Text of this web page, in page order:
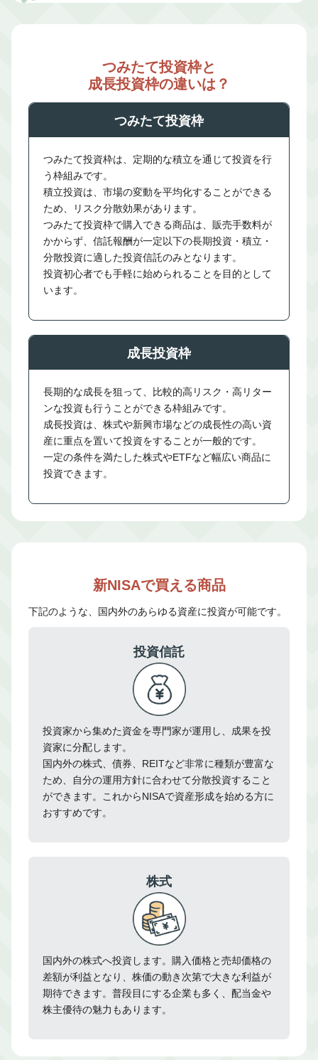
つみたて投資枠と
成長投資枠の違いは？
つみたて投資枠
つみたて投資枠は、定期的な積立を通じて投資を行
う枠組みです。
積立投資は、市場の変動を平均化することができる
ため、リスク分散効果があります。
つみたて投資枠で購入できる商品は、販売手数料が
かからず、信託報酬が一定以下の長期投資・積立・
分散投資に適した投資信託のみとなります。
投資初心者でも手軽に始められることを目的として
います。
成長投資枠
長期的な成長を狙って、比較的高リスク・高リター
ンな投資も行うことができる枠組みです。
成長投資は、株式や新興市場などの成長性の高い資
産に重点を置いて投資をすることが一般的です。
一定の条件を満たした株式やETFなど幅広い商品に
投資できます。
新NISAで買える商品
下記のような、国内外のあらゆる資産に投資が可能です。
投資信託
投資家から集めた資金を専門家が運用し、成果を投
資家に分配します。
国内外の株式、債券、REITなど非常に種類が豊富な
ため、自分の運用方針に合わせて分散投資すること
ができます。これからNISAで資産形成を始める方に
おすすめです。
株式
国内外の株式へ投資します。購入価格と売却価格の
差額が利益となり、株価の動き次第で大きな利益が
期待できます。普段目にする企業も多く、配当金や
株主優待の魅力もあります。